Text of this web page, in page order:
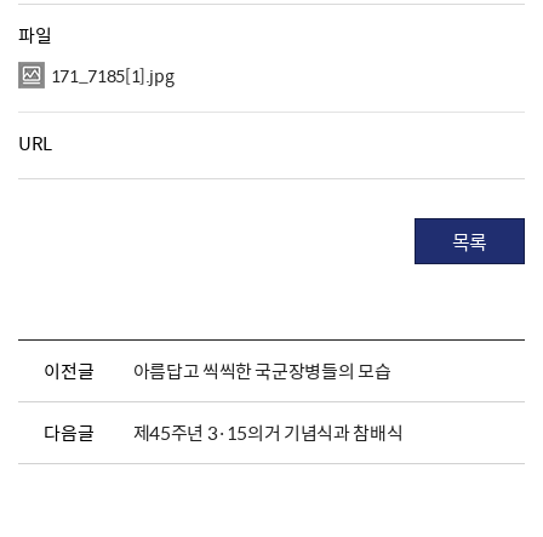
파일
171_7185[1].jpg
URL
목록
이전글 아름답고 씩씩한 국군장병들의 모습
다음글 제45주년 3·15의거 기념식과 참배식